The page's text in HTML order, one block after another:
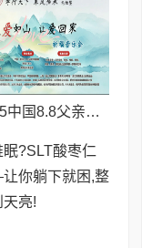
祝贺2025中国8.8父亲节“孝行天下家风传承”论坛暨祈福音乐会圆满成功